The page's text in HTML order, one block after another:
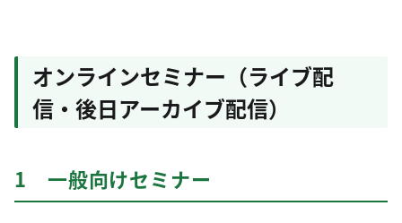
オンラインセミナー（ライブ配
信・後日アーカイブ配信）
1 一般向けセミナー